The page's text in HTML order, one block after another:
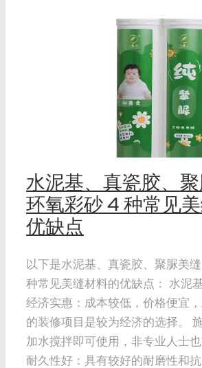
水泥基、真瓷胶、聚
环氧彩砂 4 种常见
优缺点
以下是水泥基、真瓷胶、聚脲美
种常见美缝材料的优缺点： 水泥
经济实惠：成本较低，价格便宜
的装修项目是较为经济的选择。
加水搅拌即可使用，非专业人士也
耐久性好：具有较好的耐磨性和